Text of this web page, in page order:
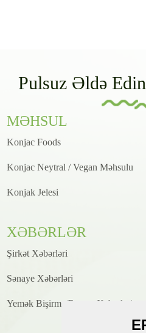
Pulsuz Əldə Edin
MƏHSUL
Konjac Foods
Konjac Neytral / Vegan Məhsulu
Konjak Jelesi
XƏBƏRLƏR
Şirkət Xəbərləri
Sənaye Xəbərləri
Yemək Bişirmə/Resept Xəbərləri